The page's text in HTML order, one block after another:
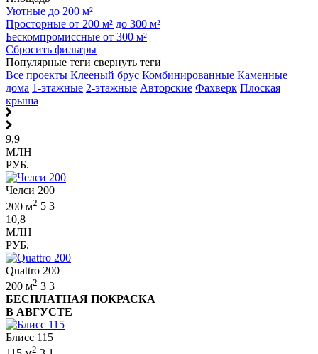
Уютные до 200 м²
Просторные от 200 м² до 300 м²
Бескомпромиссные от 300 м²
Сбросить фильтры
Популярные теги свернуть теги
Все проекты Клееный брус Комбинированные Каменные
дома 1-этажные 2-этажные Авторские Фахверк Плоская
крыша
9,9
МЛН
РУБ.
Челси 200
200 м2 5 3
10,8
МЛН
РУБ.
Quattro 200
200 м2 3 3
БЕСПЛАТНАЯ ПОКРАСКА
В АВГУСТЕ
Блисс 115
2